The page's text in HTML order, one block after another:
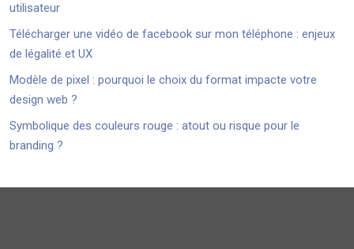
utilisateur
Télécharger une vidéo de facebook sur mon téléphone : enjeux
de légalité et UX
Modèle de pixel : pourquoi le choix du format impacte votre
design web ?
Symbolique des couleurs rouge : atout ou risque pour le
branding ?